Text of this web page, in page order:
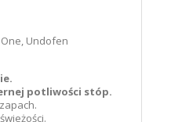
Undofen
potliwości stóp.